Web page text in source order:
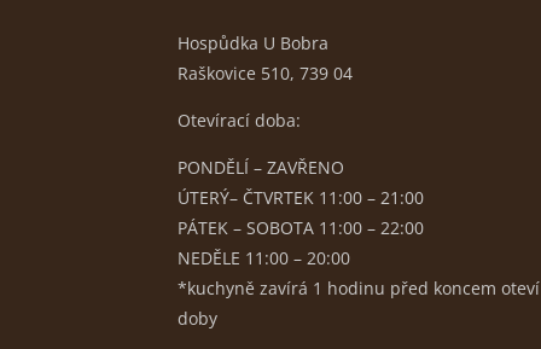
Hospůdka U Bobra
Raškovice 510, 739 04
Otevírací doba:
PONDĚLÍ – ZAVŘENO
ÚTERÝ– ČTVRTEK 11:00 – 21:00
PÁTEK – SOBOTA 11:00 – 22:00
NEDĚLE 11:00 – 20:00
*kuchyně zavírá 1 hodinu před koncem
doby